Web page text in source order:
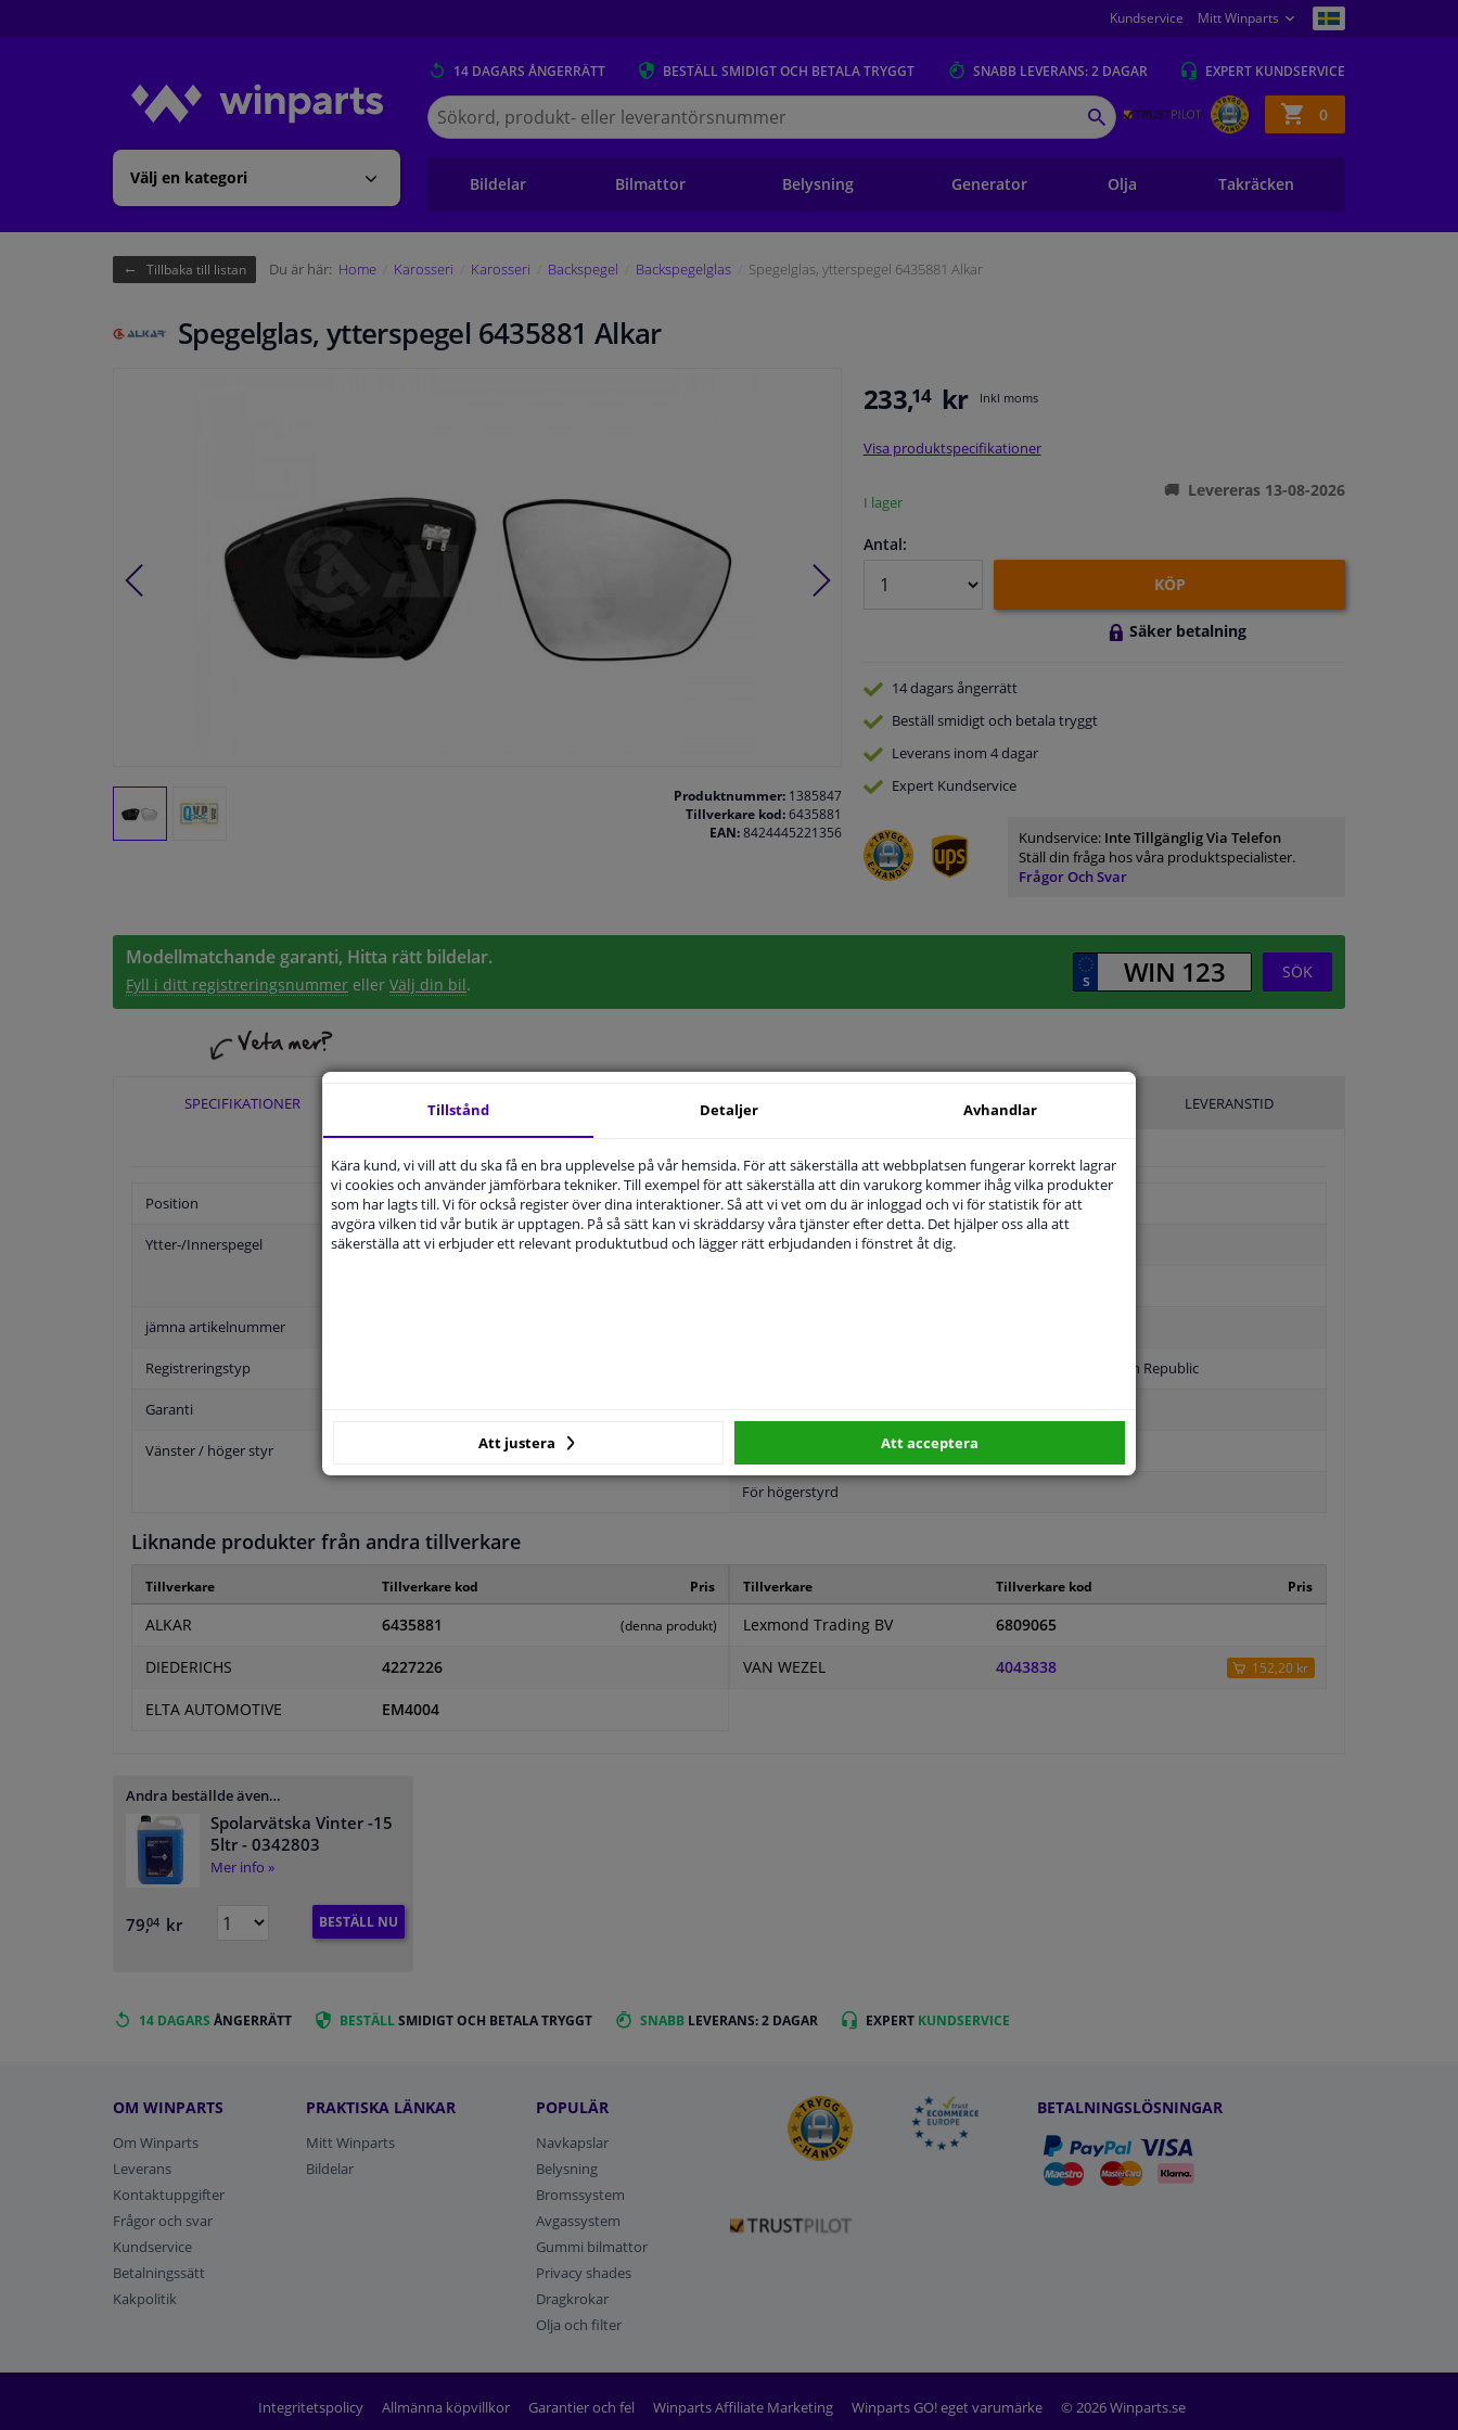
Kundservice Mitt Winparts
Välj en kategori
14 DAGARS ÅNGERRÄTT BESTÄLL SMIDIGT OCH BETALA TRYGGT SNABBLEVERANS: 2 DAGAR EXPERT KUNDSERVICE
Kundvagn
0
Sök
på
Winparts.se
SÖK
Bildelar Bilmattor Belysning Generator Olja Takräcken
Tillbaka till listan Du är här: Home Karosseri Karosseri Backspegel Backspegelglas Spegelglas, ytterspegel 6435881 Alkar
Spegelglas, ytterspegel 6435881 Alkar
Produktnummer:1385847
Tillverkare kod:6435881
EAN:8424445221356
233,14 kr Inkl moms
Visa produktspecifikationer
I lager
Levereras 13-08-2026
Antal:
KÖP
Säker betalning
14 dagarsångerrätt
Beställ smidigt och betala tryggt
Leverans inom 4 dagar
Expert Kundservice
Kundservice: Inte Tillgänglig Via Telefon
Ställ din fråga hos våra produktspecialister.
Frågor Och Svar
Modellmatchande garanti, Hitta rätt bildelar.
Fyll i ditt registreringsnummer eller Välj din bil.
SÖK
SPECIFIKATIONER TILLÄMPLIGHET ORIGINALNUMMER TILLVERKARE LEVERANSTID
Position Höger passagerarsida
Ytter-/Innerspegel Bulb-formad
jämna artikelnummer
Registreringstyp Noggrannhet testad av kvalitetsverifierad del (QVP) från Czech Republic
Garanti
Vänster / höger styr För fordon med vänsterstyrd
För högerstyrd
Liknande produkter från andra tillverkare
Tillverkare Tillverkare kod Pris
ALKAR 6435881 (denna produkt)
DIEDERICHS 4227226
ELTA AUTOMOTIVE EM4004
Tillverkare Tillverkare kod Pris
Lexmond Trading BV 6809065
VAN WEZEL 4043838 152,20 kr
Andra beställde även…
Spolarvätska Vinter -15
5ltr - 0342803
Mer info »
79,04 kr BESTÄLL NU
14 DAGARS ÅNGERRÄTT BESTÄLLSMIDIGT OCH BETALA TRYGGT SNABB LEVERANS: 2 DAGAR EXPERT KUNDSERVICE
OM WINPARTS
Om Winparts
Leverans
Kontaktuppgifter
Frågor och svar
Kundservice
Betalningssätt
Kakpolitik
PRAKTISKA LÄNKAR
Mitt Winparts
Bildelar
POPULÄR
Navkapslar
Belysning
Bromssystem
Avgassystem
Gummi bilmattor
Privacy shades
Dragkrokar
Olja och filter
BETALNINGSLÖSNINGAR
Integritetspolicy Allmänna köpvillkor Garantier och fel Winparts Affiliate Marketing Winparts GO! eget varumärke © 2026 Winparts.se
Tillstånd Detaljer Avhandlar
Kära kund, vi vill att du ska få en bra upplevelse på vår hemsida. För att säkerställa att webbplatsen fungerar korrekt lagrar
vi cookies och använder jämförbara tekniker. Till exempel för att säkerställa att din varukorg kommer ihåg vilka produkter
som har lagts till. Vi för också register över dina interaktioner. Så att vi vet om du är inloggad och vi för statistik för att
avgöra vilken tid vår butik är upptagen. På så sätt kan vi skräddarsy våra tjänster efter detta. Det hjälper oss alla att
säkerställa att vi erbjuder ett relevant produktutbud och lägger rätt erbjudanden i fönstret åt dig.
Att justera Att acceptera